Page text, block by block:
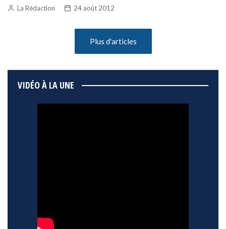
La Rédaction 24 août 2012
Plus d'articles
VIDÉO À LA UNE